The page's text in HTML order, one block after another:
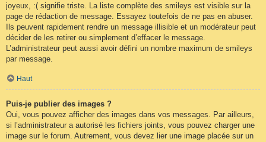
joyeux, :( signifie triste. La liste complète des smileys est visible sur la
page de rédaction de message. Essayez toutefois de ne pas en abuser.
Ils peuvent rapidement rendre un message illisible et un modérateur peut
décider de les retirer ou simplement d’effacer le message.
L’administrateur peut aussi avoir défini un nombre maximum de smileys
par message.
Haut
Puis-je publier des images ?
Oui, vous pouvez afficher des images dans vos messages. Par ailleurs,
si l’administrateur a autorisé les fichiers joints, vous pouvez charger une
image sur le forum. Autrement, vous devez lier une image placée sur un